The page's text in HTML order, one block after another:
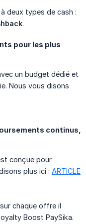
deux types de cash :
.
pour les plus
un budget dédié et
Nous vous disons
continus,
conçue pour
plus ici : ARTICLE
chaque offre il
Boost PaySika.